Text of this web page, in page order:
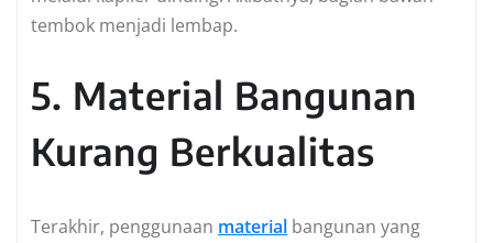
tembok menjadi lembap.
5. Material Bangunan
Kurang Berkualitas
Terakhir, penggunaan material bangunan yang